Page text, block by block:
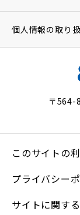
〒564-
個人情報の取り
このサイトの
プライバシー
サイトに関す